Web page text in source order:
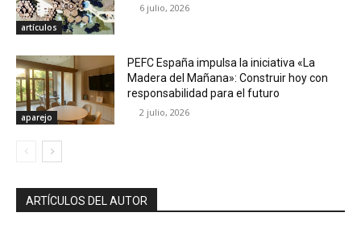
artículos
6 julio, 2026
aparejo
PEFC España impulsa la iniciativa «La
Madera del Mañana»: Construir hoy con
responsabilidad para el futuro
2 julio, 2026
ARTÍCULOS DEL AUTOR